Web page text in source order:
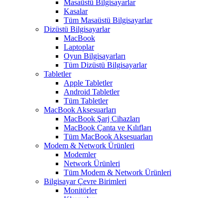
Masaüstü Bilgisayarlar
Kasalar
Tüm Masaüstü Bilgisayarlar
Dizüstü Bilgisayarlar
MacBook
Laptoplar
Oyun Bilgisayarları
Tüm Dizüstü Bilgisayarlar
Tabletler
Apple Tabletler
Android Tabletler
Tüm Tabletler
MacBook Aksesuarları
MacBook Şarj Cihazları
MacBook Çanta ve Kılıfları
Tüm MacBook Aksesuarları
Modem & Network Ürünleri
Modemler
Network Ürünleri
Tüm Modem & Network Ürünleri
Bilgisayar Çevre Birimleri
Monitörler